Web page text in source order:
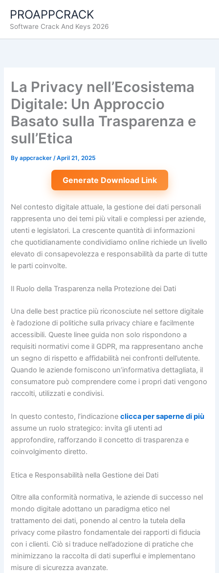
content
PROAPPCRACK
Software Crack And Keys 2026
La Privacy nell’Ecosistema
Digitale: Un Approccio
Basato sulla Trasparenza e
sull’Etica
Byappcracker/April 21, 2025
Generate Download Link
Nel contesto digitale attuale, la gestione dei dati personali
rappresenta uno dei temi più vitali e complessi per aziende,
utenti e legislatori. La crescente quantità di informazioni
che quotidianamente condividiamo online richiede un livello
elevato di consapevolezza e responsabilità da parte di tutte
le parti coinvolte.
Il Ruolo della Trasparenza nella Protezione dei Dati
Una delle best practice più riconosciute nel settore digitale
è l’adozione di politiche sulla privacy chiare e facilmente
accessibili. Queste linee guida non solo rispondono a
requisiti normativi come il GDPR, ma rappresentano anche
un segno di rispetto e affidabilità nei confronti dell’utente.
Quando le aziende forniscono un’informativa dettagliata, il
consumatore può comprendere come i propri dati vengono
raccolti, utilizzati e condivisi.
In questo contesto, l’indicazioneclicca per saperne di più
assume un ruolo strategico: invita gli utenti ad
approfondire, rafforzando il concetto di trasparenza e
coinvolgimento diretto.
Etica e Responsabilità nella Gestione dei Dati
Oltre alla conformità normativa, le aziende di successo nel
mondo digitale adottano un paradigma etico nel
trattamento dei dati, ponendo al centro la tutela della
privacy come pilastro fondamentale dei rapporti di fiducia
con i clienti. Ciò si traduce nell’adozione di pratiche che
minimizzano la raccolta di dati superflui e implementano
misure di sicurezza avanzate.